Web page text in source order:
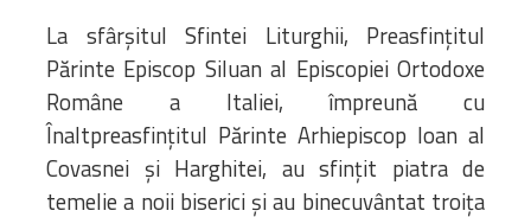
La sfârşitul Sfintei Liturghii, Preasfinţitul
Părinte Episcop Siluan al Episcopiei Ortodoxe
Române a Italiei, împreună cu
Înaltpreasfinţitul Părinte Arhiepiscop Ioan al
Covasnei și Harghitei, au sfinţit piatra de
temelie a noii biserici şi au binecuvântat troiţa